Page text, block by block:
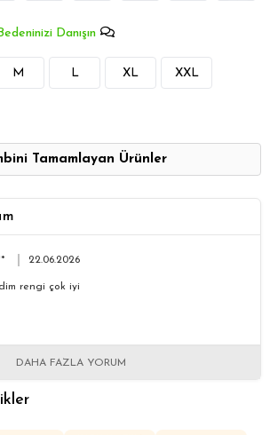
Danışın
M L XL XXL
Tamamlayan Ürünler
22.06.2026
rengi çok iyi
DAHA FAZLA YORUM